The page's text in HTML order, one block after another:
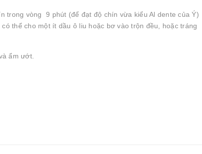
trong vòng 9 phút (để đạt độ chín vừa kiểu Al dente của Ý)
thể cho một ít dầu ô liu hoặc bơ vào trộn đều, hoặc tráng
ẩm ướt.